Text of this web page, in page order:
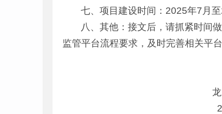
七、项目建设时间：2025年7月
八、其他：接文后，请抓紧时间
监管平台流程要求，及时完善相关平
龙陵县发展
2025年4